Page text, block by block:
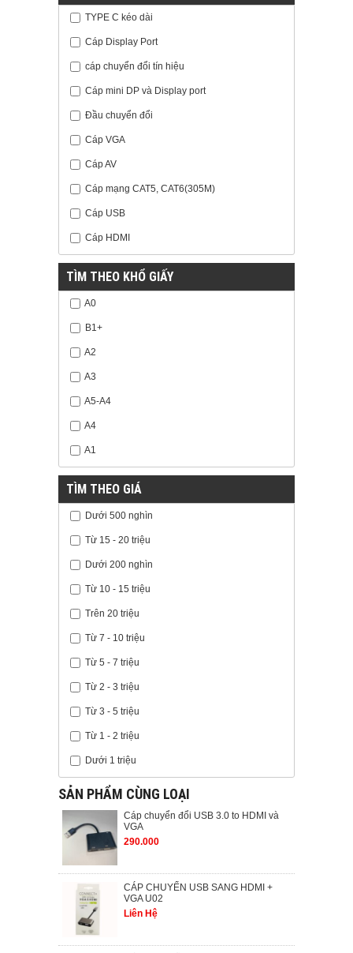
TYPE C kéo dài
Cáp Display Port
cáp chuyển đổi tín hiệu
Cáp mini DP và Display port
Đầu chuyển đổi
Cáp VGA
Cáp AV
Cáp mạng CAT5, CAT6(305M)
Cáp USB
Cáp HDMI
TÌM THEO KHỔ GIẤY
A0
B1+
A2
A3
A5-A4
A4
A1
TÌM THEO GIÁ
Dưới 500 nghìn
Từ 15 - 20 triệu
Dưới 200 nghìn
Từ 10 - 15 triệu
Trên 20 triệu
Từ 7 - 10 triệu
Từ 5 - 7 triệu
Từ 2 - 3 triệu
Từ 3 - 5 triệu
Từ 1 - 2 triệu
Dưới 1 triệu
SẢN PHẨM CÙNG LOẠI
Cáp chuyển đổi USB 3.0 to HDMI và
VGA
290.000
CÁP CHUYỂN USB SANG HDMI +
VGA U02
Liên Hệ